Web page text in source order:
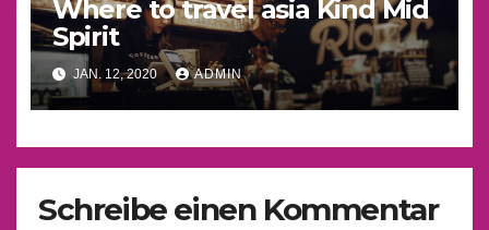
Where to travel asia Kind Mid
Spirit
JAN. 12, 2020 ADMIN
Schreibe einen Kommentar